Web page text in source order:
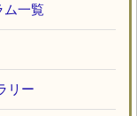
ム一覧
リー